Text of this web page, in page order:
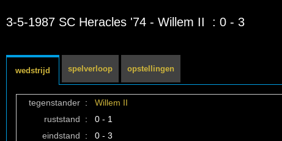
3-5-1987 SC Heracles '74 - Willem II : 0 - 3
wedstrijd spelverloop opstellingen
tegenstander : Willem II
ruststand
:
0 - 1
eindstand
:
0 - 3